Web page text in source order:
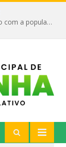
Um símbolo do mandato e do compromisso com a população